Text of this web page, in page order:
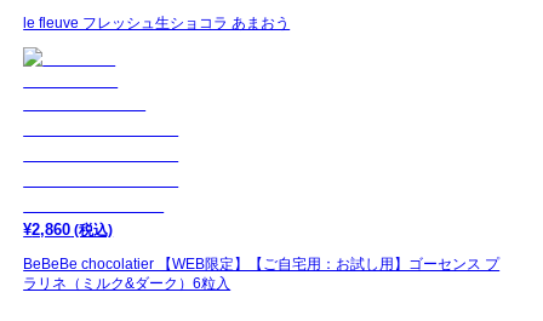
le fleuve フレッシュ生ショコラ あまおう
¥2,860 (税込)
BeBeBe chocolatier 【WEB限定】【ご自宅用：お試し用】ゴーセンス プ
ラリネ（ミルク&ダーク）6粒入